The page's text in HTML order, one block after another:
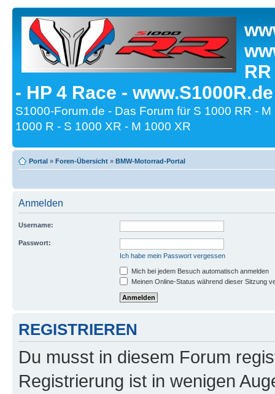
- HP 4 Race -
S1000-Forum.de - Das Forum für S 1000 RR -
1000 R - S 1000 XR - M 1000 XR
Portal » Foren-Übersicht » BMW-Motorrad-Portal
Anmelden
Username:
Passwort:
Ich habe mein Passwort vergessen
Mich bei jedem Besuch automatisch anmelden
Meinen Online-Status während dieser Sitzung
REGISTRIEREN
Du musst in diesem Forum
Registrierung ist in wenigen